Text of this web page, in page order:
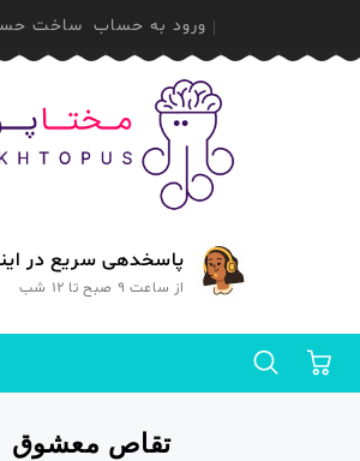
ورود به حساب ساخت
پاسخدهی سریع در
از ساعت 9 صبح تا 12 شب
تقاص معشوق